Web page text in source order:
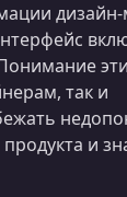
дизайн-
так и
и